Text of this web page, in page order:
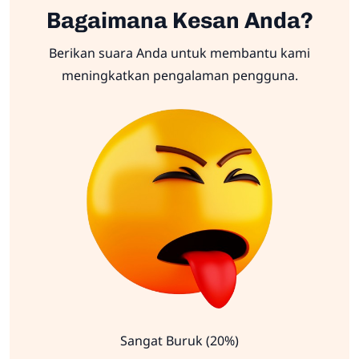
Bagaimana Kesan Anda?
Berikan suara Anda untuk membantu kami
meningkatkan pengalaman pengguna.
Sangat Buruk (20%)